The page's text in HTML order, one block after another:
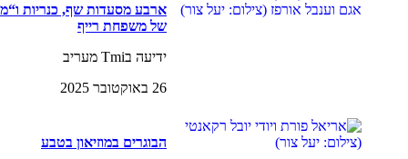
ארבע מסעדות שף, כנריות
של משפחת רייף
ידיעה בTmi מעריב
26 באוקטובר 2025
הבוגרים במוזיאון בטבע